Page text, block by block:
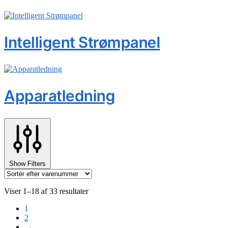
Intelligent Strømpanel
Apparatledning
Show Filters
Viser 1–18 af 33 resultater
1
2